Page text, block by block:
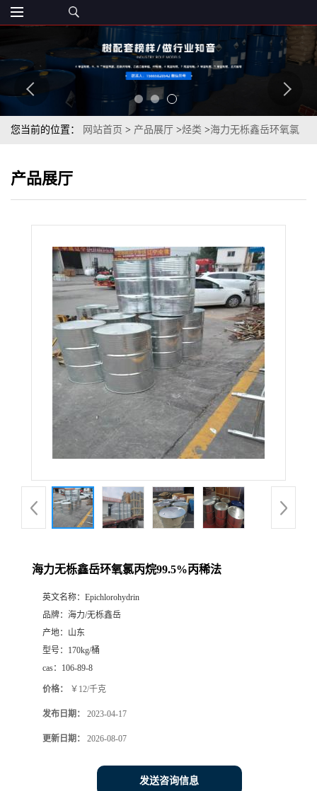
您当前的位置： 网站首页 > 产品展厅 >烃类 >海力无栎鑫岳环氧氯
产品展厅
海力无栎鑫岳环氧氯丙烷99.5%丙稀法
英文名称： Epichlorohydrin
品牌： 海力/无栎鑫岳
产地： 山东
型号： 170kg/桶
cas： 106-89-8
价格： ￥12/千克
发布日期： 2023-04-17
更新日期： 2026-08-07
发送咨询信息